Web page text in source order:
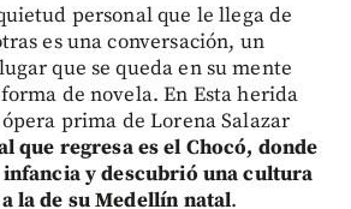
personal que le llega de
es una conversación, un
que se queda en su mente
de novela. En Esta herida
prima de Lorena Salazar
que regresa es el Chocó, donde
infancia y descubrió una cultura
la de su Medellín natal.